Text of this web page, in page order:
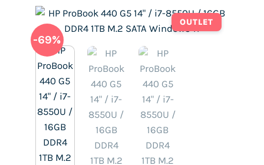
OUTLET
-69%